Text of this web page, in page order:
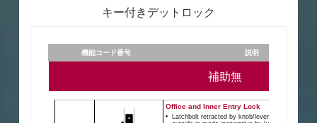
Klacci M1 シリーズ箱錠ロック 箱錠電気錠
SS – シグナル スイッチ
Specifications Functions
黄銅(ツヤ)
キー付きデットロック
機能コード番号 説明
補助無